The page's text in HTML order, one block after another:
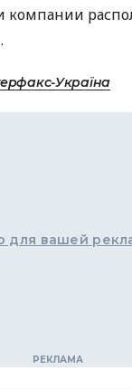
компании
Україна
для вашей